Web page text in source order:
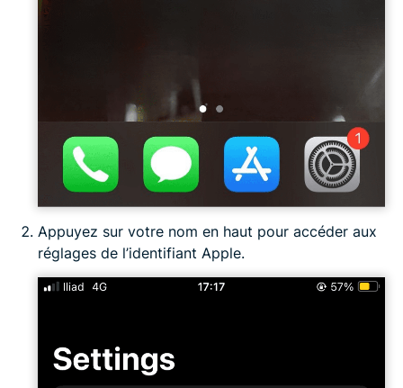
Appuyez sur votre nom en haut pour accéder aux
réglages de l’identifiant Apple.